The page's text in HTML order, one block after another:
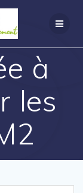
à
les